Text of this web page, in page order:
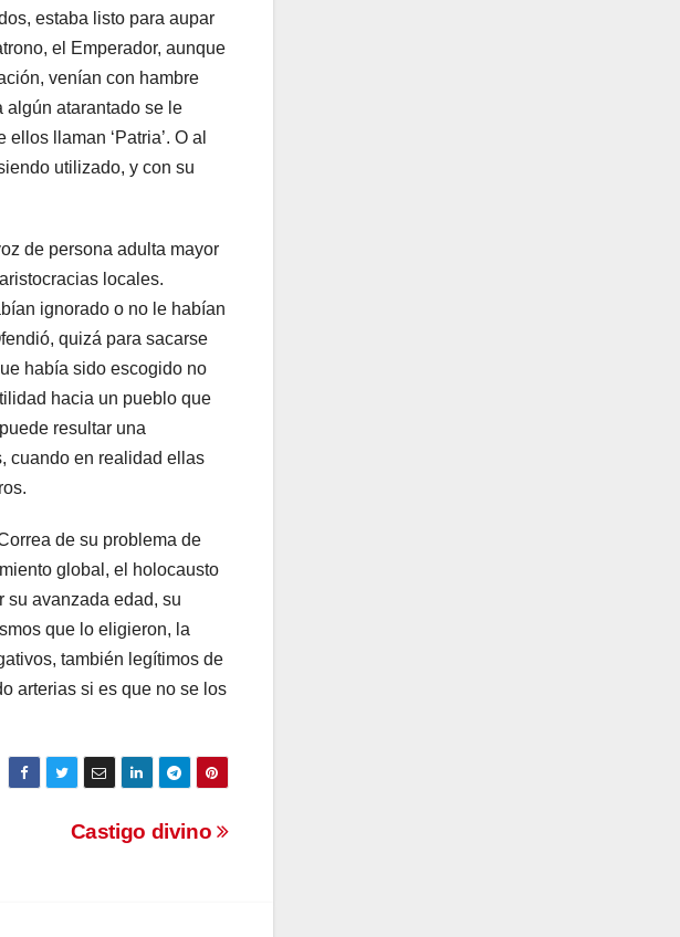
estaba listo para aupar
el Emperador, aunque
venían con hambre
algún atarantado se le
llaman ‘Patria’. O al
utilizado, y con su
de persona adulta mayor
locales.
ignorado o no le habían
quizá para sacarse
había sido escogido no
hacia un pueblo que
resultar una
cuando en realidad ellas
de su problema de
global, el holocausto
su avanzada edad, su
que lo eligieron, la
también legítimos de
arterias si es que no se los
Castigo divino